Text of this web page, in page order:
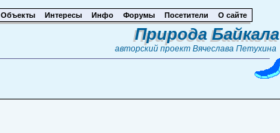
Объекты Интересы Инфо Форумы Посетители О сайте
Природа Байкала
авторский проект Вячеслава Петухина